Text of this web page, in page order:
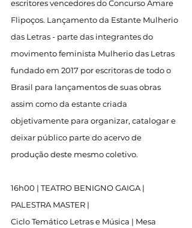
escritores vencedores do Concurso Amare
Flipoços. Lançamento da Estante Mulherio
das Letras - parte das integrantes do
movimento feminista Mulherio das Letras
fundado em 2017 por escritoras de todo o
Brasil para lançamentos de suas obras
assim como da estante criada
objetivamente para organizar, catalogar e
deixar público parte do acervo de
produção deste mesmo coletivo.
16h00 | TEATRO BENIGNO GAIGA |
PALESTRA MASTER |
Ciclo Temático Letras e Música | Mesa